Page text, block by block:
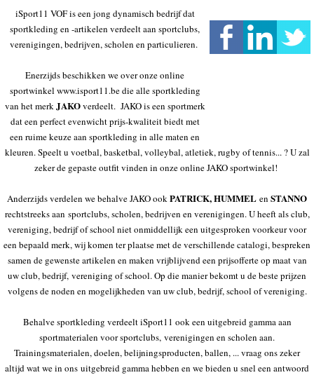
JAKO TEAMLINES 2026
JAKO Voetbal 2026
HOCKEY REECE AUSTRALIE
STANNO Keeperhandschoenen
Stanno keeperskleding
Klantengroepen
Verzending - betaling
CONTACT
MY ISPORT11
JAKO Matentabellen
iSport11 VOF is een jong dynamisch bedrijf dat
sportkleding en -artikelen verdeelt aan sportclubs,
verenigingen, bedrijven, scholen en particulieren.
Enerzijds beschikken we over onze online
sportwinkel www.isport11.be die alle sportkleding
van het merkJAKOverdeelt. JAKO is een sportmerk
dat een perfect evenwicht prijs-kwaliteit biedt met
een ruime keuze aan sportkleding in alle maten en
kleuren. Speelt u voetbal, basketbal, volleybal, atletiek, rugby of tennis... ? U zal
zeker de gepaste outfit vinden in onze online JAKO sportwinkel!
Anderzijds verdelen we behalve JAKO ookPATRICK, HUMMEL en STANNO
rechtstreeks aan sportclubs, scholen, bedrijven en verenigingen. U heeft als club,
vereniging, bedrijf of school niet onmiddellijk een uitgesproken voorkeur voor
een bepaald merk, wij komen ter plaatse met de verschillende catalogi, bespreken
samen de gewenste artikelen en maken vrijblijvend een prijsofferte op maat van
uw club, bedrijf, vereniging of school. Op die manier bekomt u de beste prijzen
volgens de noden en mogelijkheden van uw club, bedrijf, school of vereniging.
Behalve sportkleding verdeelt iSport11 ook een uitgebreid gamma aan
sportmaterialen voor sportclubs, verenigingen en scholen aan.
Trainingsmaterialen, doelen, belijningsproducten, ballen, ... vraag ons zeker
altijd wat we in ons uitgebreid gamma hebben en we bieden u snel een antwoord